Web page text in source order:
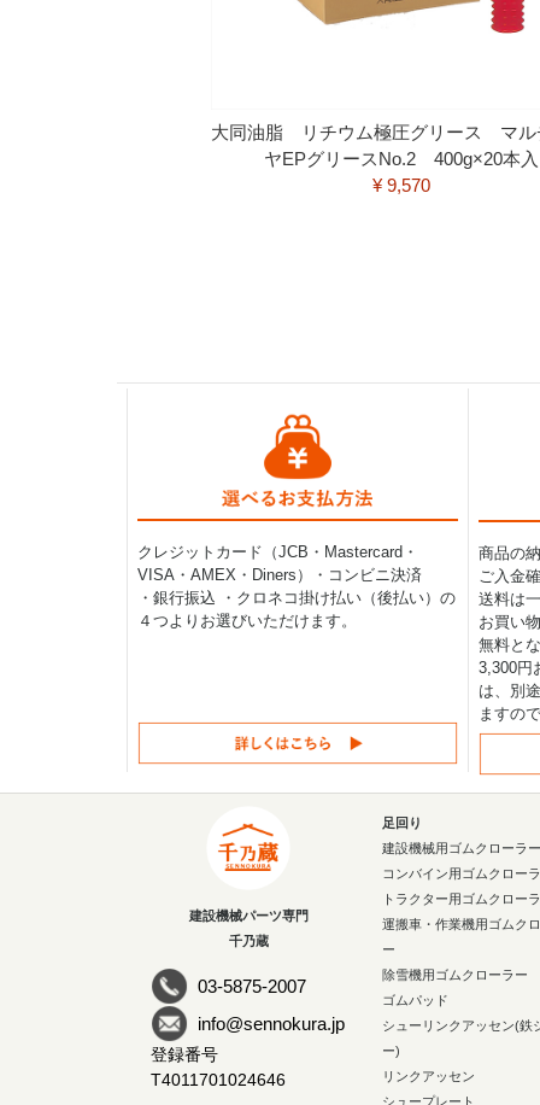
大同油脂 リチウム極圧グリース マル
ヤEPグリースNo.2 400g×20本入
¥ 9,570
クレジットカード（JCB・Mastercard・
VISA・AMEX・Diners）・コンビニ決済
・銀行振込 ・クロネコ掛け払い（後払い）の
４つよりお選びいただけます。
商品の
ご入金
送料は
お買い
無料と
3,300円
は、別
ますの
建設機械パーツ専門
千乃蔵
03-5875-2007
info@sennokura.jp
登録番号
T4011701024646
足回り
建設機械用ゴムクローラ
コンバイン用ゴムクロー
トラクター用ゴムクロー
運搬車・作業機用ゴムク
ー
除雪機用ゴムクローラー
ゴムパッド
シューリンクアッセン(鉄
ー)
リンクアッセン
シュープレート